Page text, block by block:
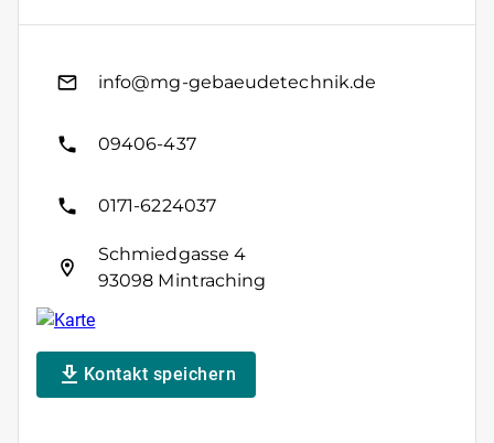
info@mg-gebaeudetechnik.de
09406-437
0171-6224037
Schmiedgasse 4
93098 Mintraching
Kontakt speichern